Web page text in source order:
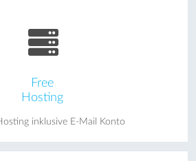
Free
Hosting
inklusive E-Mail Konto